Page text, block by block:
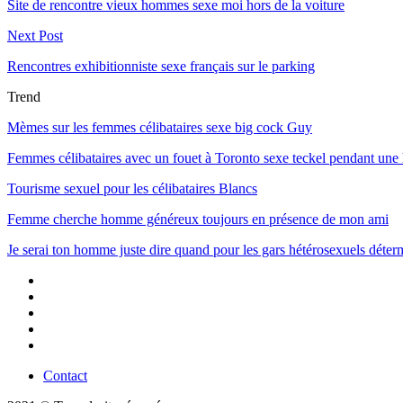
Site de rencontre vieux hommes sexe moi hors de la voiture
Next Post
Rencontres exhibitionniste sexe français sur le parking
Trend
Mèmes sur les femmes célibataires sexe big cock Guy
Femmes célibataires avec un fouet à Toronto sexe teckel pendant une
Tourisme sexuel pour les célibataires Blancs
Femme cherche homme généreux toujours en présence de mon ami
Je serai ton homme juste dire quand pour les gars hétérosexuels
Contact